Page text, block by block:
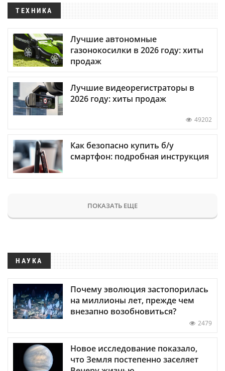
ТЕХНИКА
Лучшие автономные
газонокосилки в 2026 году: хиты
продаж
Лучшие видеорегистраторы в
2026 году: хиты продаж
49202
Как безопасно купить б/у
смартфон: подробная инструкция
ПОКАЗАТЬ ЕЩЕ
НАУКА
Почему эволюция застопорилась
на миллионы лет, прежде чем
внезапно возобновиться?
2479
Новое исследование показало,
что Земля постепенно заселяет